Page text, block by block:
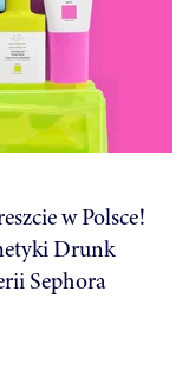
w Polsce!
Drunk
Sephora